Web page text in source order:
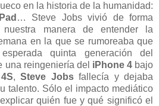
en la historia de la humanidad:
… Steve Jobs vivió de forma
nuestra manera de entender la
en la que se rumoreaba que
quinta generación del
una reingeniería del iPhone 4bajo
,Steve Jobsfallecía y dejaba
talento. Sólo el impacto mediático
quién fue y qué significó el